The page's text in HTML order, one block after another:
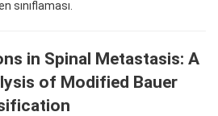
sınıflaması.
in Spinal Metastasis: A
of Modified Bauer